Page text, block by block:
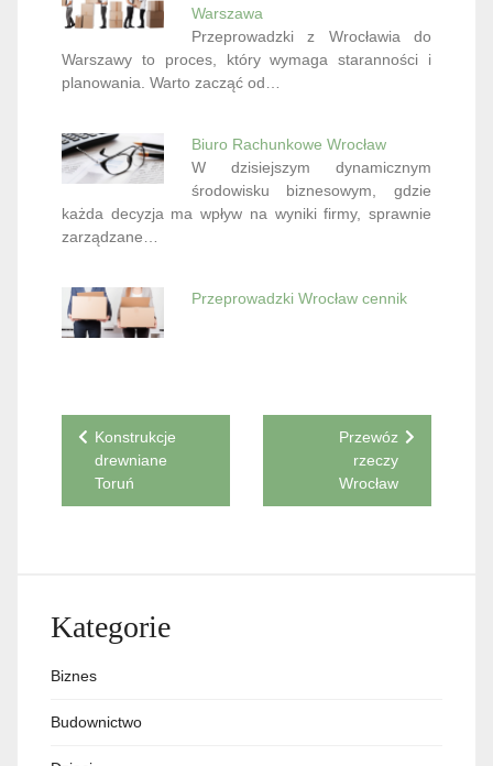
Warszawa
Przeprowadzki z Wrocławia do
Warszawy to proces, który wymaga staranności i
planowania. Warto zacząć od…
Biuro Rachunkowe Wrocław
W dzisiejszym dynamicznym
środowisku biznesowym, gdzie
każda decyzja ma wpływ na wyniki firmy, sprawnie
zarządzane…
Przeprowadzki Wrocław cennik
Nawigacja
wpisu
Konstrukcje
drewniane
Toruń
Przewóz
rzeczy
Wrocław
Kategorie
Biznes
Budownictwo